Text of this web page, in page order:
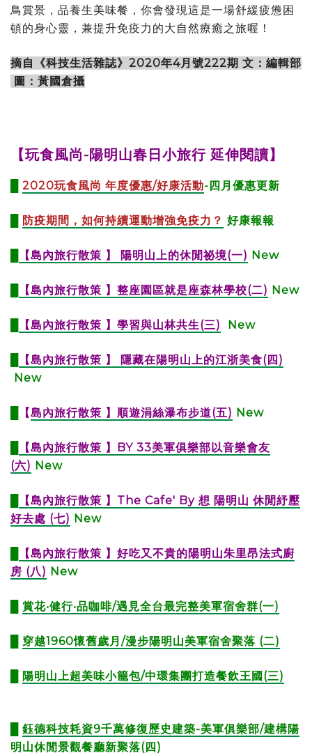
鳥賞景，品養生美味餐，你會發現這是一場舒緩疲憊困
頓的身心靈，兼提升免疫力的大自然療癒之旅喔！
摘自《科技生活雜誌》2020年4月號222期 文：編輯部
圖：黃國倉攝
【玩食風尚-陽明山春日小旅行 延伸閱讀】
2020玩食風尚 年度優惠/好康活動-四月優惠更新
防疫期間，如何持續運動增強免疫力？ 好康報報
【島內旅行散策 】 陽明山上的休閒祕境(一) New
【島內旅行散策 】整座園區就是座森林學校(二) New
【島內旅行散策 】學習與山林共生(三) New
【島內旅行散策 】 隱藏在陽明山上的江浙美食(四)
New
【島內旅行散策 】順遊涓絲瀑布步道(五) New
【島內旅行散策 】BY 33美軍俱樂部以音樂會友
(六) New
【島內旅行散策 】The Cafe' By 想 陽明山 休閒紓壓
好去處 (七) New
【島內旅行散策 】好吃又不貴的陽明山朱里昂法式廚
房 (八)​​​​ New
賞花‧健行‧品咖啡/遇見全台最完整美軍宿舍群(一)
穿越1960懷舊歲月/漫步陽明山美軍宿舍聚落 (二)
陽明山上超美味小籠包/中環集團打造餐飲王國(三)
鈺德科技耗資9千萬修復歷史建築-美軍俱樂部/建構陽
明山休閒景觀餐廳新聚落(四)